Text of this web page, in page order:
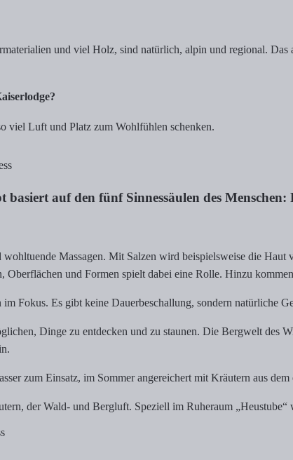
und viel Holz, sind natürlich, alpin und regional.
viel Luft und Platz zum Wohlfühlen schenken.
basiert auf den fünf Sinnessäulen des
wohltuende Massagen. Mit Salzen wird beispielsweise die
Oberflächen und Formen spielt dabei eine Rolle. Hinzu
Fokus. Es gibt keine Dauerbeschallung, sondern natürliche
Dinge zu entdecken und zu staunen. Die Bergwelt des
zum Einsatz, im Sommer angereichert mit Kräutern aus dem
der Wald- und Bergluft. Speziell im Ruheraum